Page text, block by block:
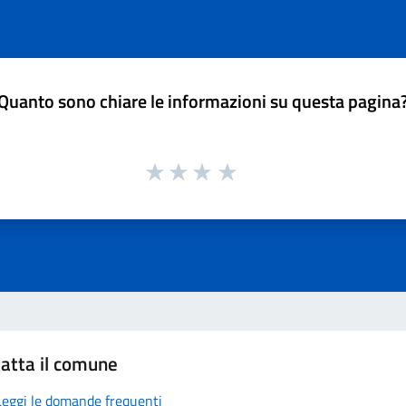
sono chiare le informazioni su questa
il comune
le domande frequenti